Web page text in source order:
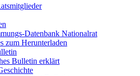
Datenbank Nationalrat
zum Herunterladen
Bulletin erklärt